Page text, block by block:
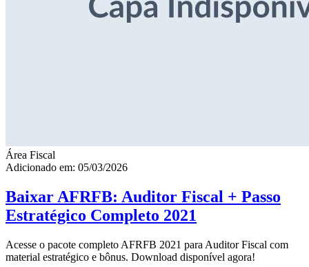
Área Fiscal
Adicionado em: 05/03/2026
Baixar AFRFB: Auditor Fiscal + Passo
Estratégico Completo 2021
Acesse o pacote completo AFRFB 2021 para Auditor Fiscal com
material estratégico e bônus. Download disponível agora!